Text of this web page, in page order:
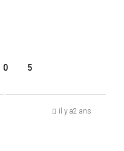
0 5
il y a2 ans
2